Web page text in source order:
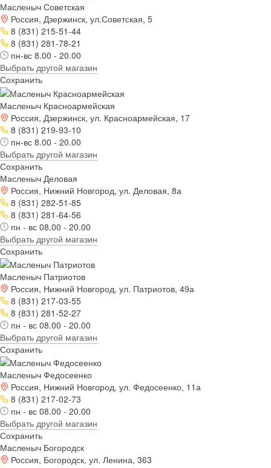
Масленыч Советская
Россия, Дзержинск, ул.Советская, 5
8 (831) 215-51-44
8 (831) 281-78-21
пн-вс 8.00 - 20.00
Выбрать другой магазин
Сохранить
Масленыч Красноармейская
Россия, Дзержинск, ул. Красноармейская, 17
8 (831) 219-93-10
пн-вс 8.00 - 20.00
Выбрать другой магазин
Сохранить
Масленыч Деловая
Россия, Нижний Новгород, ул. Деловая, 8а
8 (831) 282-51-85
8 (831) 281-64-56
пн - вс 08.00 - 20.00
Выбрать другой магазин
Сохранить
Масленыч Патриотов
Россия, Нижний Новгород, ул. Патриотов, 49а
8 (831) 217-03-55
8 (831) 281-52-27
пн - вс 08.00 - 20.00
Выбрать другой магазин
Сохранить
Масленыч Федосеенко
Россия, Нижний Новгород, ул. Федосеенко, 11а
8 (831) 217-02-73
пн - вс 08.00 - 20.00
Выбрать другой магазин
Сохранить
Масленыч Богородск
Россия, Богородск, ул. Ленина, 363